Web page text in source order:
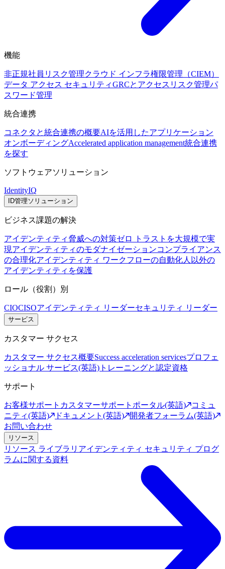
機能
非正規社員リスク管理クラウド インフラ権限管理（CIEM）
データ アクセス セキュリティGRCとアクセスリスク管理パ
スワード管理
統合連携
コネクタと統合連携の概要AIを活用したアプリケーション
オンボーディングAccelerated application management統合連携
を探す
ソフトウェアソリューション
IdentityIQ
ID管理ソリューション
ビジネス課題の解決
アイデンティティ脅威への対策ゼロ トラストを大規模で実
現アイデンティティのモダナイゼーションコンプライアンス
の合理化アイデンティティ ワークフローの自動化人以外の
アイデンティティを保護
ロール（役割）別
CIOCISOアイデンティティ リーダーセキュリティ リーダー
サービス
カスタマー サクセス
カスタマー サクセス概要Success acceleration servicesプロフェ
ッショナル サービス(英語) トレーニングと認定資格
サポート
お客様サポート カスタマーサポートポータル(英語)
コミュ
ニティ(英語)
ドキュメント(英語)
開発者フォーラム(英語)
お問い合わせ
リソース
リソース ライブラリ アイデンティティ セキュリティ プログ
ラムに関する資料